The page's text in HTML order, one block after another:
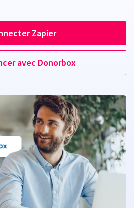
Zapier
avec Donorbox